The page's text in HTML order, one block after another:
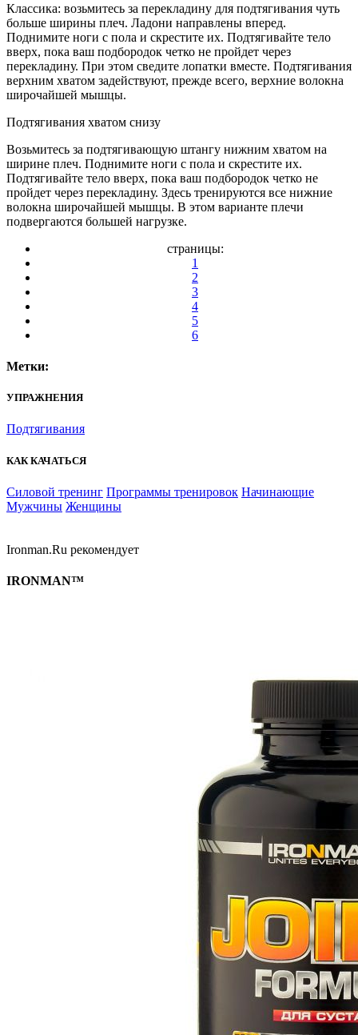
Классика: возьмитесь за перекладину для подтягивания чуть
больше ширины плеч. Ладони направлены вперед.
Поднимите ноги с пола и скрестите их. Подтягивайте тело
вверх, пока ваш подбородок четко не пройдет через
перекладину. При этом сведите лопатки вместе. Подтягивания
верхним хватом задействуют, прежде всего, верхние волокна
широчайшей мышцы.
Подтягивания хватом снизу
Возьмитесь за подтягивающую штангу нижним хватом на
ширине плеч. Поднимите ноги с пола и скрестите их.
Подтягивайте тело вверх, пока ваш подбородок четко не
пройдет через перекладину. Здесь тренируются все нижние
волокна широчайшей мышцы. В этом варианте плечи
подвергаются большей нагрузке.
страницы:
1
2
3
4
5
6
Метки:
УПРАЖНЕНИЯ
Подтягивания
КАК КАЧАТЬСЯ
Силовой тренинг Программы тренировок Начинающие
Мужчины Женщины
Ironman.Ru рекомендует
IRONMAN™